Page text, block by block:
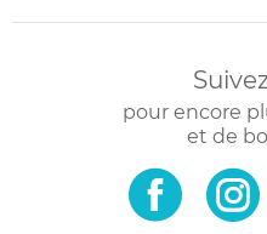
pour encore
et de